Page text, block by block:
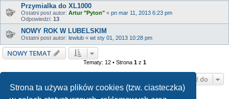
Strona ta używa plików cookies (tzw. ciasteczka)
Przymialka do XL1000
Ostatni post autor: Artur "Pyton" « pn mar 11, 2013 6:23 pm
Odpowiedzi: 13
NOWY ROK W LUBELSKIM
Ostatni post autor: lewlub « wt sty 01, 2013 10:28 pm
NOWY TEMAT
Tematy: 12 • Strona 1z 1
Przejdź do